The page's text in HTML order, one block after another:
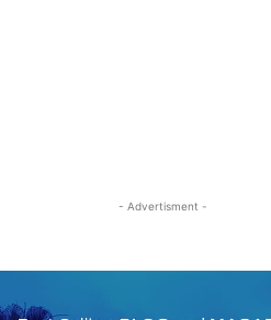
- Advertisment -